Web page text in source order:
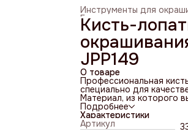
Инструменты для
Главная
Кисть-
JPP149
О товаре
Профессиональная
специально для
Материал, из которого
силикон. Цвет основы
ручки - белый.
Кисть лопатка имеет
Подробнее
Характеристики
Артикул